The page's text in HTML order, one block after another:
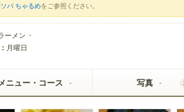
バ ちゃるめをご参照ください。
ーメン
： 月曜日
ニュー・コース 写真